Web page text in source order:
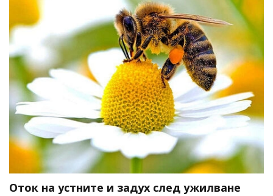
Оток на устните и задух след ужилване